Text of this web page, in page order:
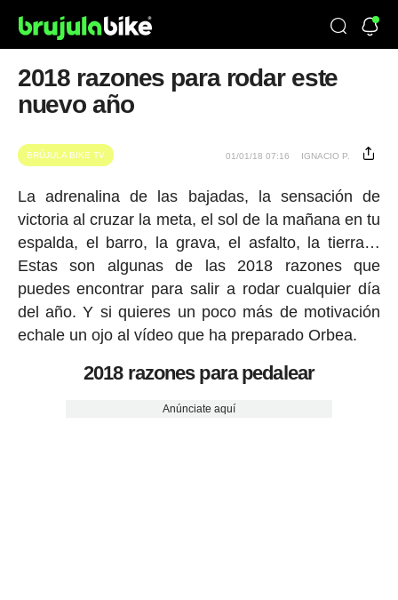
2018 razones para rodar este
nuevo año
BRÚJULA BIKE TV 01/01/18 07:16 IGNACIO P.
La adrenalina de las bajadas, la sensación de
victoria al cruzar la meta, el sol de la mañana en tu
espalda, el barro, la grava, el asfalto, la tierra…
Estas son algunas de las 2018 razones que
puedes encontrar para salir a rodar cualquier día
del año. Y si quieres un poco más de motivación
echale un ojo al vídeo que ha preparado Orbea.
2018 razones para pedalear
Anúnciate aquí